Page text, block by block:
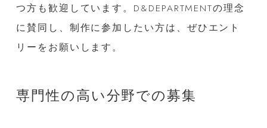
つ方も歓迎しています。D&DEPARTMENTの理念
に賛同し、制作に参加したい方は、ぜひエント
リーをお願いします。
専門性の高い分野での募集